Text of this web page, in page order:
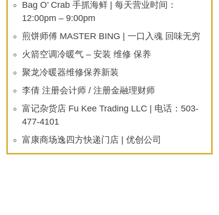
Bag O’ Crab 手抓海鲜 | 每天营业时间：
12:00pm – 9:00pm
煎饼师傅 MASTER BING | 一口入魂 回味无穷
火箭空调冷暖气 – 安装 维修 保养
聚龙冷暖器维修保养新装
李倩 注册会计师 / 注册金融理财师
富记杂货店 Fu Kee Trading LLC | 电话：503-
477-4101
富康商场逸四方快递门店 | 优创公司